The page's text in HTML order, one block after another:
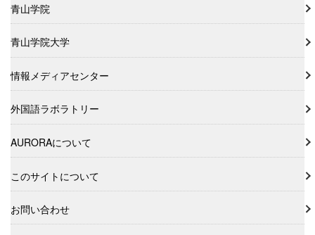
青山学院
青山学院大学
情報メディアセンター
外国語ラボラトリー
AURORAについて
このサイトについて
お問い合わせ